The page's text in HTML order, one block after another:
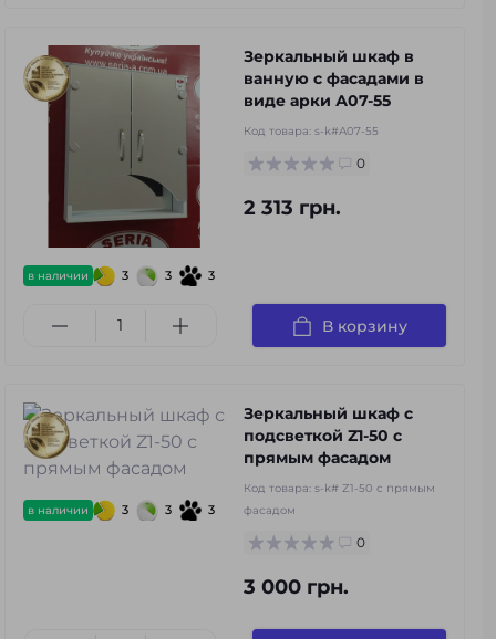
в наличии 3 3 3
Зеркальный шкаф в
ванную с фасадами в
виде арки А07-55
Код товара: s-k#А07-55
0
2 313 грн.
В корзину
в наличии 3 3 3
Зеркальный шкаф с
подсветкой Z1-50 с
прямым фасадом
Код товара: s-k# Z1-50 с прямым
фасадом
0
3 000 грн.